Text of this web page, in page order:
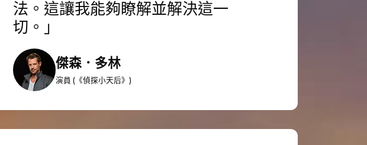
法。這讓我能夠瞭解並解決這一
切。」
傑森．多林
演員 (《偵探小天后》)